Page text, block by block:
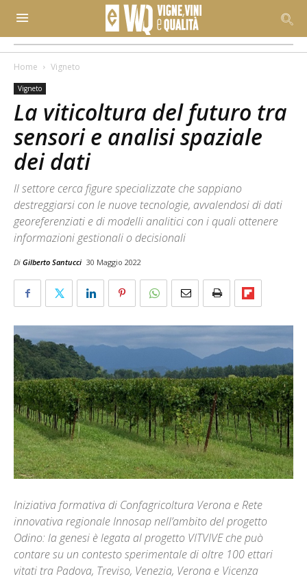
Home Vigneto
Vigneto
La viticoltura del futuro tra
sensori e analisi spaziale
dei dati
Il settore cerca figure specializzate che sappiano
destreggiarsi con le nuove tecnologie, avvalendosi di dati
georeferenziati e di modelli analitici con i quali ottenere
informazioni gestionali o decisionali
Di Gilberto Santucci 30 Maggio 2022
Iniziativa formativa di Confagricoltura Verona e Rete
innovativa regionale Innosap nell’ambito del progetto
Odino: la genesi è legata al progetto VITVIVE che può
contare su un contesto sperimentale di oltre 100 ettari
vitati tra Padova, Treviso, Venezia, Verona e Vicenza